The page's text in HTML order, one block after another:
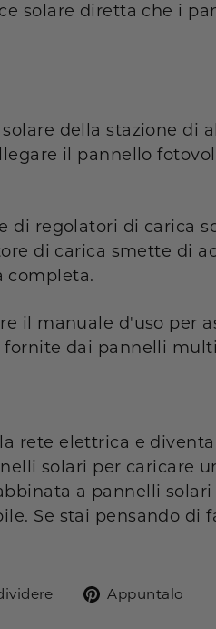
solare diretta che i
della stazione di
il pannello
regolatori di carica
di carica smette di
completa.
il manuale d'uso per
fornite dai pannelli
rete elettrica e
solari per caricare
a pannelli
Se stai pensando di
Condividi
Appuntalo